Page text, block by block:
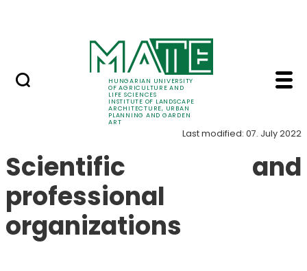
HUNGARIAN UNIVERSITY
OF AGRICULTURE AND
LIFE SCIENCES
INSTITUTE OF LANDSCAPE
ARCHITECTURE, URBAN
PLANNING AND GARDEN
ART
World - Institute of
World
Last modified: 07. July 2022
Scientific and
professional
organizations